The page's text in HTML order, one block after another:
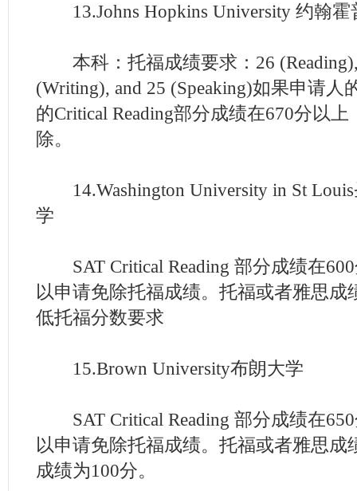
13.Johns Hopkins University 约翰霍
本科：托福成绩要求：26 (Reading),
(Writing), and 25 (Speaking)如果申请人
的Critical Reading部分成绩在670分以
除。
14.Washington University in St
学
SAT Critical Reading 部分成绩在
以申请免除托福成绩。托福或者雅思成
低托福分数要求
15.Brown University布朗大学
SAT Critical Reading 部分成绩在
以申请免除托福成绩。托福或者雅思成
成绩为100分。